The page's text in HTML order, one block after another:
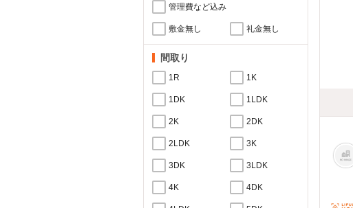
管理費など込み
敷金無し 礼金無し
間取り
1R 1K
1DK 1LDK
2K 2DK
2LDK 3K
3DK 3LDK
4K 4DK